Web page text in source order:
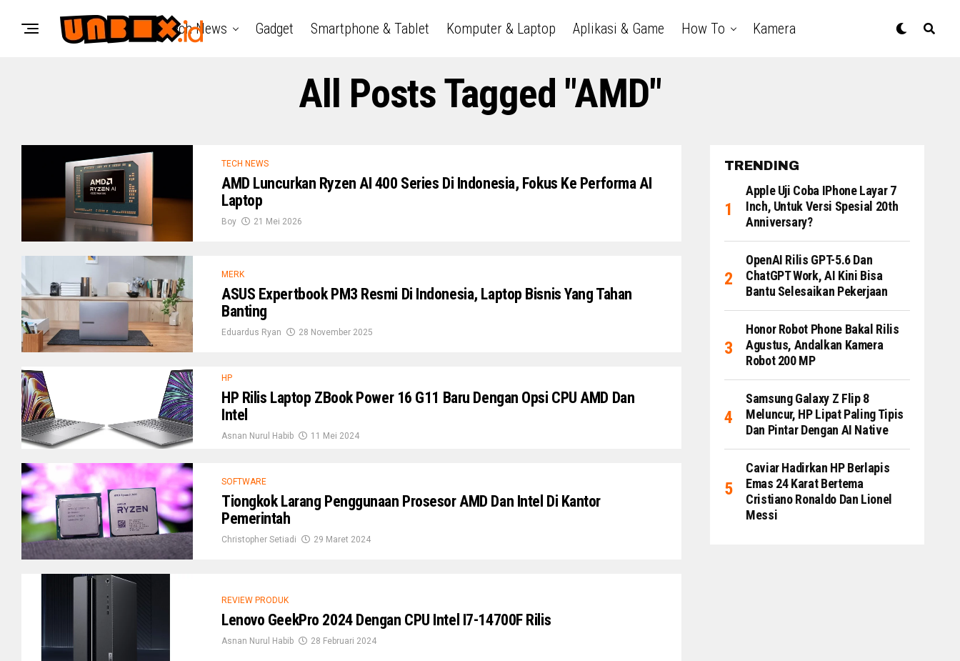
Tech News Gadget Smartphone & Tablet Komputer & Laptop Aplikasi & Game How To Kamera
All Posts Tagged "AMD"
TECH NEWS
AMD Luncurkan Ryzen AI 400 Series Di Indonesia, Fokus Ke Performa AI
Laptop
Boy 21 Mei 2026
MERK
ASUS Expertbook PM3 Resmi Di Indonesia, Laptop Bisnis Yang Tahan
Banting
Eduardus Ryan 28 November 2025
HP
HP Rilis Laptop ZBook Power 16 G11 Baru Dengan Opsi CPU AMD Dan
Intel
Asnan Nurul Habib 11 Mei 2024
SOFTWARE
Tiongkok Larang Penggunaan Prosesor AMD Dan Intel Di Kantor
Pemerintah
Christopher Setiadi 29 Maret 2024
REVIEW PRODUK
Lenovo GeekPro 2024 Dengan CPU Intel I7-14700F Rilis
Asnan Nurul Habib 28 Februari 2024
TRENDING
Apple Uji Coba IPhone Layar 7
Inch, Untuk Versi Spesial 20th
Anniversary?
OpenAI Rilis GPT-5.6 Dan
ChatGPT Work, AI Kini Bisa
Bantu Selesaikan Pekerjaan
Honor Robot Phone Bakal Rilis
Agustus, Andalkan Kamera
Robot 200 MP
Samsung Galaxy Z Flip 8
Meluncur, HP Lipat Paling Tipis
Dan Pintar Dengan AI Native
Caviar Hadirkan HP Berlapis
Emas 24 Karat Bertema
Cristiano Ronaldo Dan Lionel
Messi